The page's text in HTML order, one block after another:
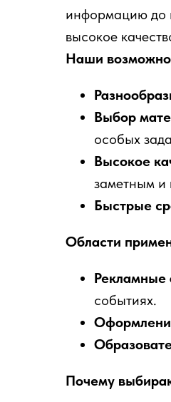
информацию до
высокое
Наши
Выбор
особых
Высокое
заметным и
Быстрые
Области
Рекламные
событиях.
Почему